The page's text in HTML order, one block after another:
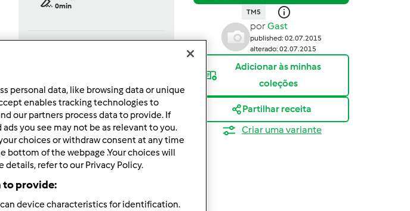
0min
dose/s
0dose/s
Fácil
TM5
porGast
published: 02.07.2015
alterado: 02.07.2015
Adicionar às minhas
coleções
Partilhar receita
Criar uma variante
personal data, like browsing data or unique
enables tracking technologies to
our partners process data to provide. If
you see may not be as relevant to you.
choices or withdraw consent at any time
bottom of the webpage .Your choices will
refer to our Privacy Policy.
to provide:
device characteristics for identification.